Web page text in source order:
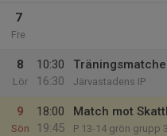
7
Fre
8
Lör
10:30
16:30
Järvastadens IP
9
Sön
18:00
19:45
Match mot
P 13-14 grön grupp